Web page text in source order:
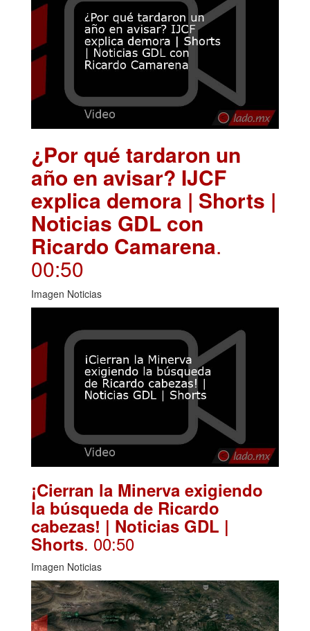
¿Por qué tardaron un
año en avisar? IJCF
explica demora | Shorts |
Noticias GDL con
Ricardo Camarena.
00:50
Imagen Noticias
¡Cierran la Minerva exigiendo
la búsqueda de Ricardo
cabezas! | Noticias GDL |
Shorts. 00:50
Imagen Noticias